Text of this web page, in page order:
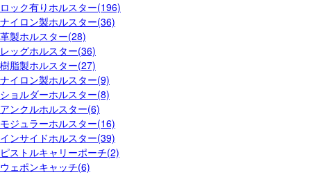
ロック有りホルスター(196)
ナイロン製ホルスター(36)
革製ホルスター(28)
レッグホルスター(36)
樹脂製ホルスター(27)
ナイロン製ホルスター(9)
ショルダーホルスター(8)
アンクルホルスター(6)
モジュラーホルスター(16)
インサイドホルスター(39)
ピストルキャリーポーチ(2)
ウェポンキャッチ(6)